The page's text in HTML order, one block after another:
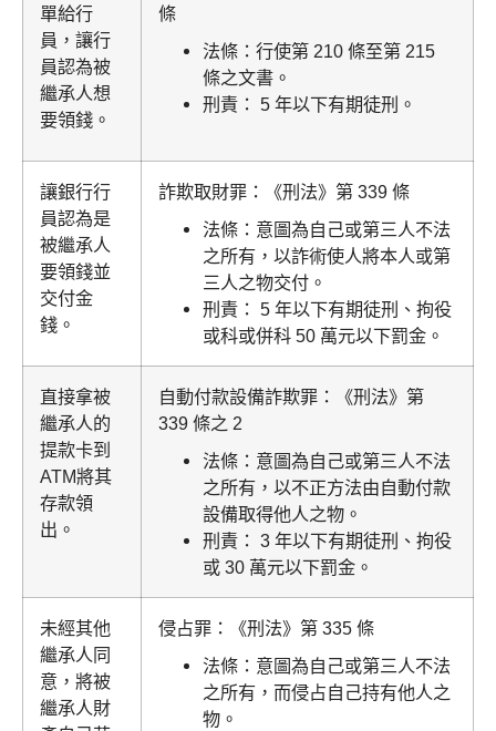
單給行
員，讓行
員認為被
繼承人想
要領錢。
條
法條： 行使第 210 條至第 215
條之文書。
刑責： 5 年以下有期徒刑。
讓銀行行
員認為是
被繼承人
要領錢並
交付金
錢。
詐欺取財罪：《刑法》第 339 條
法條：意圖為自己或第三人不法
之所有，以詐術使人將本人或第
三人之物交付。
刑責： 5 年以下有期徒刑、拘役
或科或併科 50 萬元以下罰金。
直接拿被
繼承人的
提款卡到
ATM將其
存款領
出。
自動付款設備詐欺罪：《刑法》第
339 條之 2
法條：意圖為自己或第三人不法
之所有，以不正方法由自動付款
設備取得他人之物。
刑責： 3 年以下有期徒刑、拘役
或 30 萬元以下罰金。
未經其他
繼承人同
意，將被
繼承人財
侵占罪：《刑法》第 335 條
法條：意圖為自己或第三人不法
之所有，而侵占自己持有他人之
物。